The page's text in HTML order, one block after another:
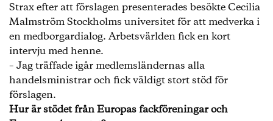
Strax efter att förslagen presenterades besökte Cecilia
Malmström Stockholms universitet för att medverka i
en medborgardialog. Arbetsvärlden fick en kort
intervju med henne.
– Jag träffade igår medlemsländernas alla
handelsministrar och fick väldigt stort stöd för
förslagen.
Hur är stödet från Europas fackföreningar och